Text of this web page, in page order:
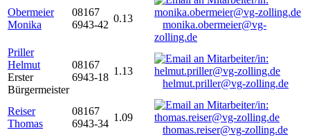
Obermeier
Monika
08167
6943-42
0.13
monika.obermeier@vg-
zolling.de
Priller
Helmut
Erster
Bürgermeister
08167
6943-18
1.13
helmut.priller@vg-zolling.de
Reiser
Thomas
08167
6943-34
1.09
thomas.reiser@vg-zolling.de